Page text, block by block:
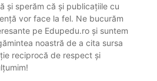
și sperăm că și publicațiile cu
vor face la fel. Ne bucurăm
pe Edupedu.ro și suntem
noastră de a cita sursa
reciprocă de respect și